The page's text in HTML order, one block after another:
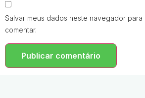
Salvar meus dados neste navegador
comentar.